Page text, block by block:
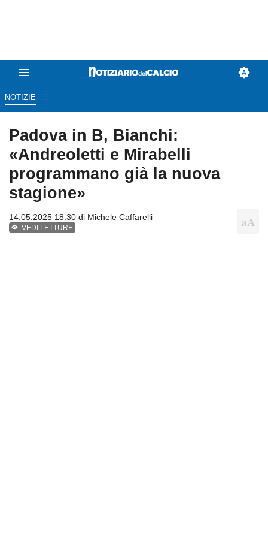
NOTIZIE
Padova in B, Bianchi:
«Andreoletti e Mirabelli
programmano già la nuova
stagione»
14.05.2025 18:30 di Michele Caffarelli
VEDI LETTURE